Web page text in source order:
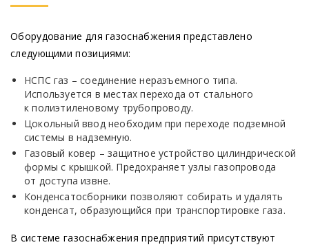
Оборудование для газоснабжения представлено
следующими позициями:
НСПС газ – соединение неразъемного типа.
Используется в местах перехода от стального
к полиэтиленовому трубопроводу.
Цокольный ввод необходим при переходе подземной
системы в надземную.
Газовый ковер – защитное устройство цилиндрической
формы с крышкой. Предохраняет узлы газопровода
от доступа извне.
Конденсатосборники позволяют собирать и удалять
конденсат, образующийся при транспортировке газа.
В системе газоснабжения предприятий присутствуют